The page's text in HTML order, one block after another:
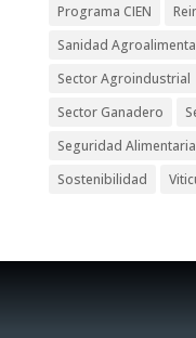
Programa CIEN
Sanidad
Sector Agroindustrial
Sector Ganadero
Seguridad Alimentaria
Sostenibilidad